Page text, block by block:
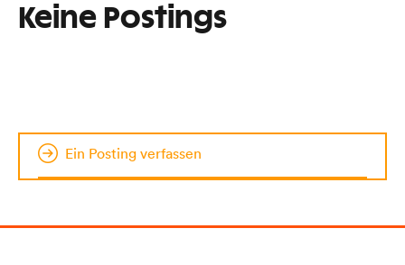
Keine Postings
Ein Posting verfassen